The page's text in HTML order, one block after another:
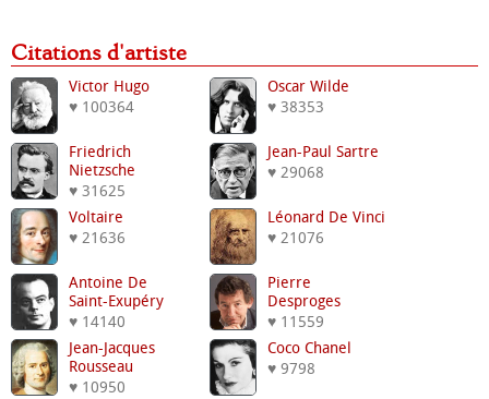
Citations d'artiste
Victor Hugo
♥ 100364
Oscar Wilde
♥ 38353
Friedrich
Nietzsche
♥ 31625
Jean-Paul Sartre
♥ 29068
Voltaire
♥ 21636
Léonard De Vinci
♥ 21076
Antoine De
Saint-Exupéry
♥ 14140
Pierre
Desproges
♥ 11559
Jean-Jacques
Rousseau
♥ 10950
Coco Chanel
♥ 9798